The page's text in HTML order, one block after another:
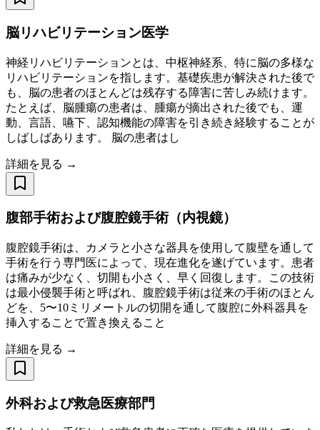
脳リハビリテーション医学
神経リハビリテーションとは、中枢神経系、特に脳の多様な
リハビリテーションを指します。基礎疾患が解決された後で
も、脳の患者のほとんどは残存する障害に苦しみ続けます。
たとえば、脳腫瘍の患者は、腫瘍が摘出された後でも、運
動、言語、嚥下、認知機能の障害を引き続き経験することが
しばしばあります。 脳の患者はし
詳細を見る →
腹部手術および腹腔鏡手術（内視鏡）
腹腔鏡手術は、カメラと小さな器具を使用して腹壁を通して
手術を行う専門医によって、現在進化を遂げています。患者
は痛みが少なく、切開も小さく、早く回復します。この技術
は最小侵襲手術と呼ばれ、腹腔鏡手術は従来の手術のほとん
どを、5〜10ミリメートルの切開を通して腹腔に外科器具を
挿入することで置き換えること
詳細を見る →
外科および救急医療部門